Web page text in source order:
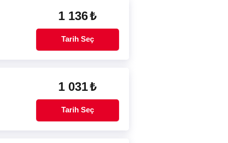
1 136₺
Tarih Seç
1 031₺
Tarih Seç